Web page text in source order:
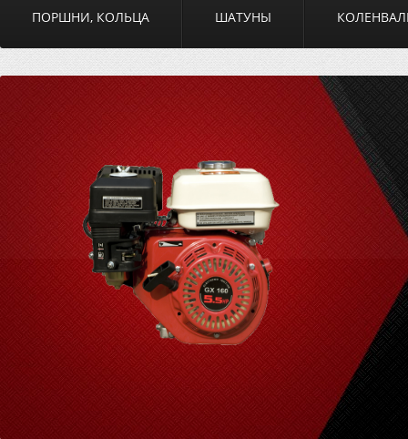
ПОРШНИ, КОЛЬЦА ШАТУНЫ